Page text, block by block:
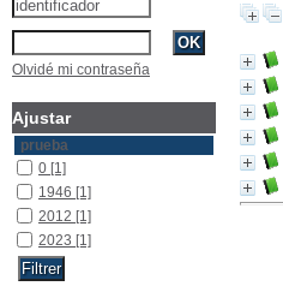
Olvidé mi contraseña
Ajustar
prueba
0 [1]
1946 [1]
2012 [1]
2023 [1]